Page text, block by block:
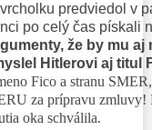
predviedol v
po celý čas pískali
že by mu
Hitlerovi aj titul
Fico a stranu
za prípravu zmluvy!
oka schválila.